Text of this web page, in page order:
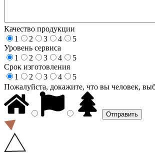
Качество продукции
1
2 3 4
5
Уровень сервиса
1
2 3 4
5
Срок изготовления
1
2 3 4
5
Пожалуйста, докажите, что вы человек,